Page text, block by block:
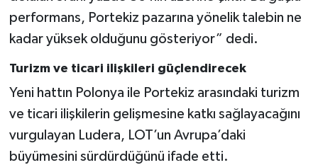
performans, Portekiz pazarına yönelik talebin ne
kadar yüksek olduğunu gösteriyor” dedi.
Turizm ve ticari ilişkileri güçlendirecek
Yeni hattın Polonya ile Portekiz arasındaki turizm
ve ticari ilişkilerin gelişmesine katkı sağlayacağını
vurgulayan Ludera, LOT’un Avrupa’daki
büyümesini sürdürdüğünü ifade etti.